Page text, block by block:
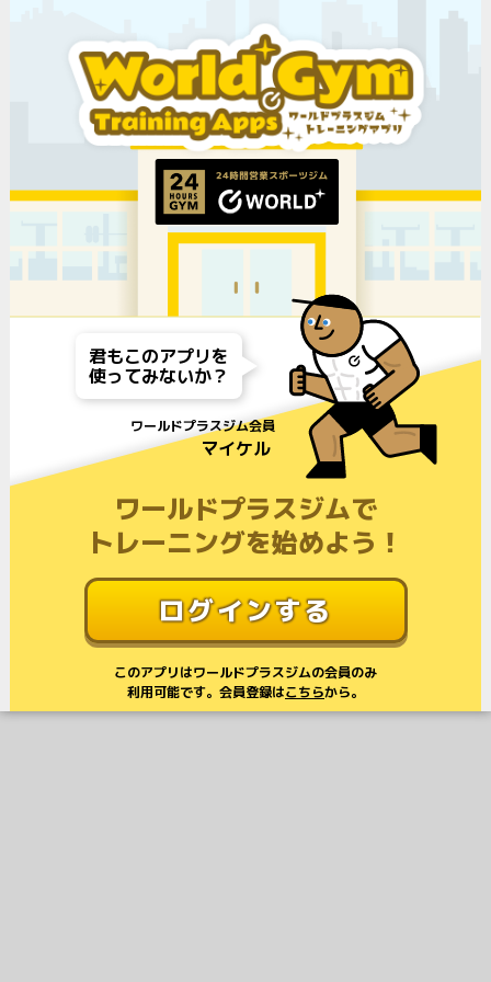
君もこのアプリを
使ってみないか？
ワールドプラスジム会員
マイケル
ワールドプラスジムで
トレーニングを始めよう！
ログインする
このアプリはワールドプラスジムの会員のみ
利用可能です。会員登録はこちらから。